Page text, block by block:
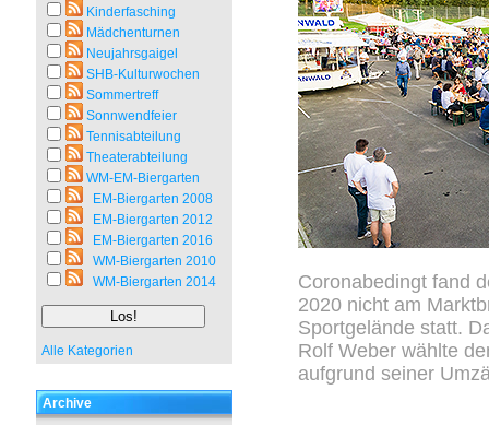
Kinderfasching
Mädchenturnen
Neujahrsgaigel
SHB-Kulturwochen
Sommertreff
Sonnwendfeier
Tennisabteilung
Theaterabteilung
WM-EM-Biergarten
EM-Biergarten 2008
EM-Biergarten 2012
EM-Biergarten 2016
WM-Biergarten 2010
WM-Biergarten 2014
Alle Kategorien
Archive
Coronabedingt fand
2020 nicht am
Sportgelände statt.
Rolf Weber wählte
aufgrund seiner